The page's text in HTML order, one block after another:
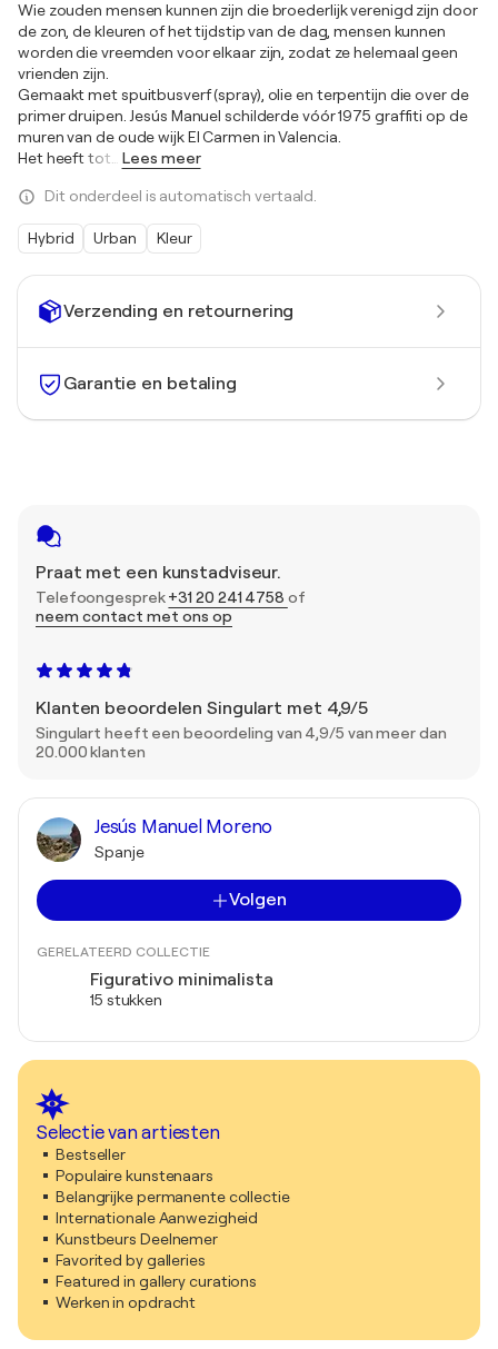
Verzending en retournering
Garantie en betaling
Praat met een kunstadviseur.
Telefoongesprek+31 20 241 4758 of
neem contact met ons op
Klanten beoordelen Singulart met 4,9/5
Singulart heeft een beoordeling van 4,9/5 van meer dan
20.000 klanten
Jesús Manuel Moreno
Spanje
Volgen
GERELATEERD COLLECTIE
Figurativo minimalista
15 stukken
Selectie van artiesten
Bestseller
Populaire kunstenaars
Belangrijke permanente collectie
Internationale Aanwezigheid
Kunstbeurs Deelnemer
Favorited by galleries
Featured in gallery curations
Werken in opdracht
Wie zouden mensen kunnen zijn die broederlijk verenigd zijn door
de zon, de kleuren of het tijdstip van de dag, mensen kunnen
worden die vreemden voor elkaar zijn, zodat ze helemaal geen
vrienden zijn.
Gemaakt met spuitbusverf (spray), olie en terpentijn die over de
primer druipen. Jesús Manuel schilderde vóór 1975 graffiti op de
muren van de oude wijk El Carmen in Valencia.
Het heeft tot
Lees meer
Dit onderdeel is automatisch vertaald.
Hybrid Urban Kleur